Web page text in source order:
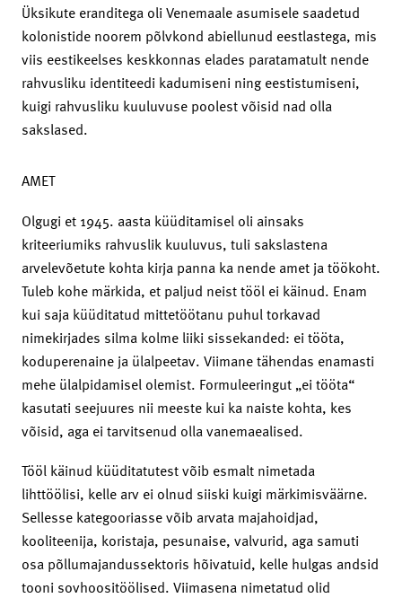
Üksikute eranditega oli Venemaale asumisele saadetud
kolonistide noorem põlvkond abiellunud eestlastega, mis
viis eestikeelses keskkonnas elades paratamatult nende
rahvusliku identiteedi kadumiseni ning eestistumiseni,
kuigi rahvusliku kuuluvuse poolest võisid nad olla
sakslased.
AMET
Olgugi et 1945. aasta küüditamisel oli ainsaks
kriteeriumiks rahvuslik kuuluvus, tuli sakslastena
arvelevõetute kohta kirja panna ka nende amet ja töökoht.
Tuleb kohe märkida, et paljud neist tööl ei käinud. Enam
kui saja küüditatud mittetöötanu puhul torkavad
nimekirjades silma kolme liiki sissekanded: ei tööta,
koduperenaine ja ülalpeetav. Viimane tähendas enamasti
mehe ülalpidamisel olemist. Formuleeringut „ei tööta“
kasutati seejuures nii meeste kui ka naiste kohta, kes
võisid, aga ei tarvitsenud olla vanemaealised.
Tööl käinud küüditatutest võib esmalt nimetada
lihttöölisi, kelle arv ei olnud siiski kuigi märkimisväärne.
Sellesse kategooriasse võib arvata majahoidjad,
kooliteenija, koristaja, pesunaise, valvurid, aga samuti
osa põllumajandussektoris hõivatuid, kelle hulgas andsid
tooni sovhoositöölised. Viimasena nimetatud olid